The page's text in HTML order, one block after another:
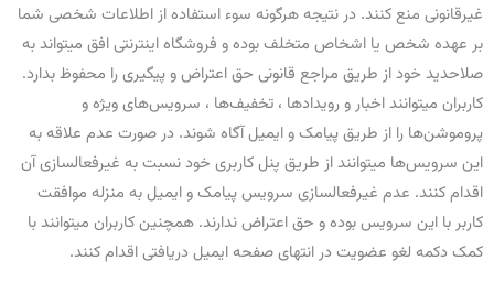
غیرقانونی منع کنند. در نتیجه هرگونه سوء استفاده از اطلاعات شخصی شما
بر عهده شخص یا اشخاص متخلف بوده و فروشگاه اینترنتی افق میتواند به
صلاحدید خود از طریق مراجع قانونی حق اعتراض و پیگیری را محفوظ بدارد.
کاربران میتوانند اخبار و رویداد‌ها ، تخفیف‌ها ، سرویس‌های ویژه و
پروموشن‌ها را از طریق پیامک و ایمیل آگاه شوند. در صورت عدم علاقه به
این سرویس‌ها میتوانند از طریق پنل کاربری خود نسبت به غیرفعالسازی آن
اقدام کنند. عدم غیرفعالسازی سرویس پیامک و ایمیل به منزله موافقت
کاربر با این سرویس بوده و حق اعتراض ندارند. همچنین کاربران میتوانند با
کمک دکمه لغو عضویت در انتهای صفحه ایمیل دریافتی اقدام کنند.